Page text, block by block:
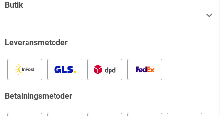
Butik

Leveransmetoder
Betalningsmetoder